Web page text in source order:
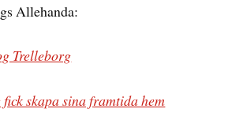
Allehanda:
Trelleborg
skapa sina framtida hem